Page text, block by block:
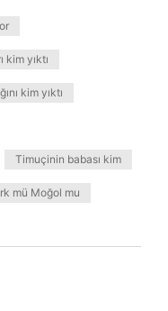
kim yıktı
kim yıktı
Timuçinin babası kim
mü Moğol mu